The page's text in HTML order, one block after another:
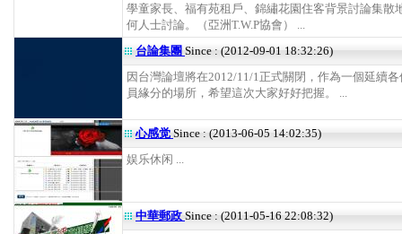
學童家長、福有苑租戶、錦繡花園住客背景討論集散
何人士討論。（亞洲T.W.P協會） ...
台論集團 Since : (2012-09-01 18:32:26)
因台灣論壇將在2012/11/1正式關閉，作為一個延續
員緣分的場所，希望這次大家好好把握。 ...
心感觉Since : (2013-06-05 14:02:35)
娱乐休闲 ...
中華郵政 Since : (2011-05-16 22:08:32)